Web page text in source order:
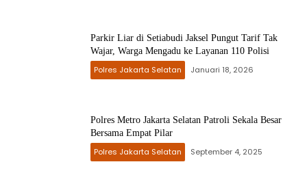
Parkir Liar di Setiabudi Jaksel Pungut Tarif Tak
Wajar, Warga Mengadu ke Layanan 110 Polisi
Polres Jakarta Selatan Januari 18, 2026
Polres Metro Jakarta Selatan Patroli Sekala Besar
Bersama Empat Pilar
Polres Jakarta Selatan September 4, 2025